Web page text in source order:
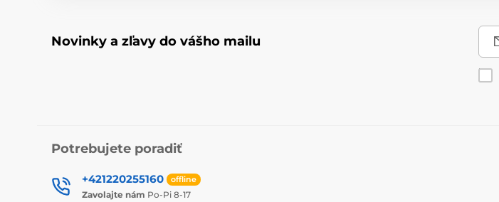
Novinky a zľavy do vášho mailu
Potrebujete poradiť
+421220255160 offline
Zavolajte nám Po-Pi 8-17